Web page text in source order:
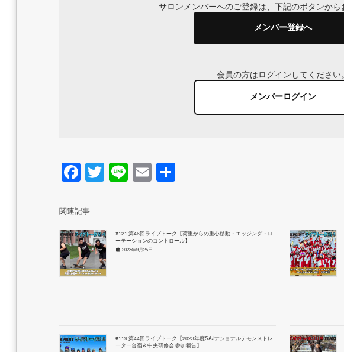
サロンメンバーへのご登録は、下記のボタンから
メンバー登録へ
会員の方はログインしてください。
メンバーログイン
Facebook
Twitter
LineEmail
共
関連記事
#121 第46回ライブトーク【荷重からの重心移動・エッジング・ロ
ーテーションのコントロール】
2023年9月25日
#119 第44回ライブトーク【2023年度SAJナショナルデモンストレ
ーター合宿＆中央研修会 参加報告】